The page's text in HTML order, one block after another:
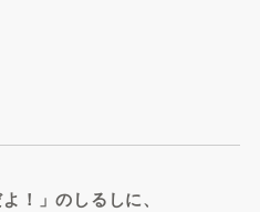
！」のしるしに、